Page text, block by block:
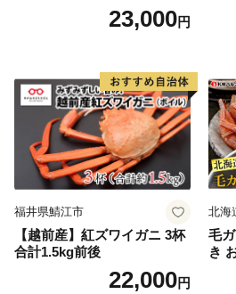
23,000円
福井県鯖江市
【越前産】紅ズワイガニ 3杯
合計1.5kg前後
22,000円
北海
毛
き
道